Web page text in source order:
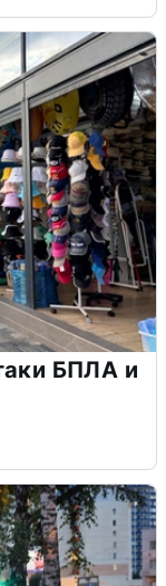
БПЛА и